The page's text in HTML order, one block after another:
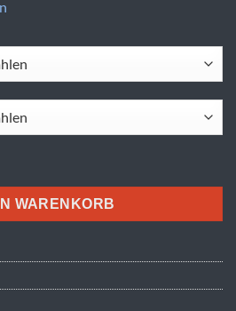
WARENKORB